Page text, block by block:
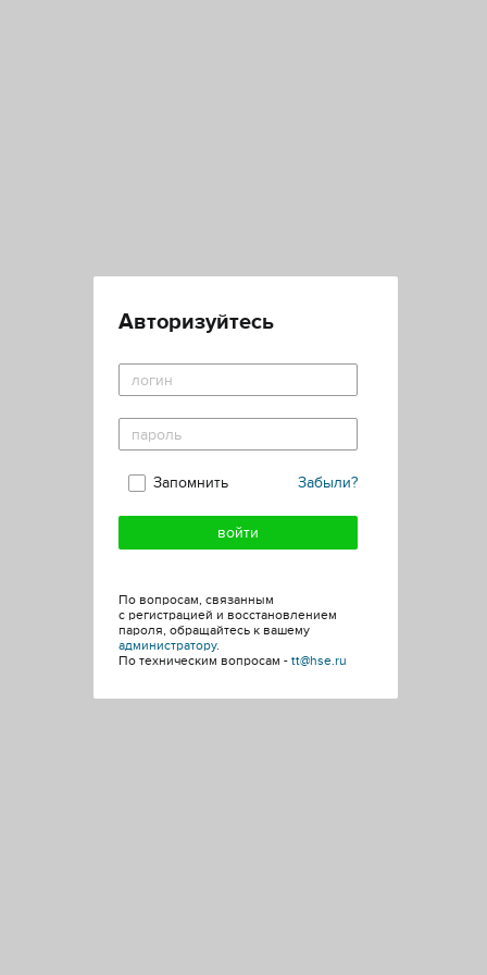
Авторизуйтесь
Забыли?
Запомнить
По вопросам, связанным
с регистрацией и восстановлением
пароля, обращайтесь к вашему
администратору.
По техническим вопросам - tt@hse.ru